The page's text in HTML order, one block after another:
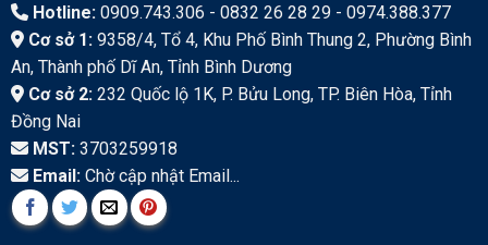
Hotline:0909.743.306 - 0832 26 28 29 - 0974.388.377
Cơ sở 1:9358/4, Tổ 4, Khu Phố Bình Thung 2, Phường Bình
An, Thành phố Dĩ An, Tỉnh Bình Dương
Cơ sở 2:232 Quốc lộ 1K, P. Bửu Long, TP. Biên Hòa, Tỉnh
Đồng Nai
MST:3703259918
Email:Chờ cập nhật Email...